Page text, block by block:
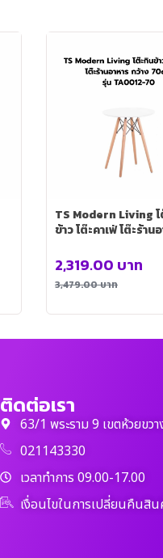
TS Modern Living
ข้าว โต๊ะคาเฟ่ โต๊ะร้าน
3,479.00บาท
2,319.00 บาท
ติดต่อเรา
63/1 พระราม 9 เขตห้วยขว
021143330
เวลาทำการ 09.00-17.00
เงื่อนไขในการเปลี่ยนคืนสิน